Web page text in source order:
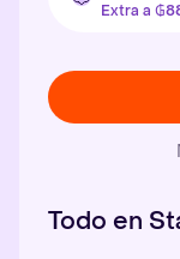
Extra a
Todo en